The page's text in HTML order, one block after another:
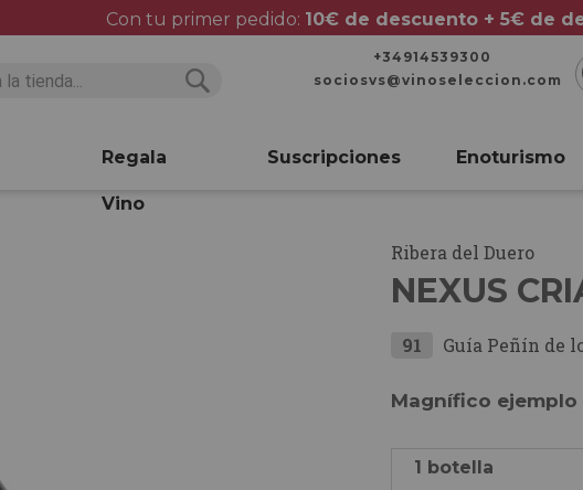
Con tu primer pedido: 10€ de descuento + 5€ de
+34914539300
sociosvs@vinoseleccion.com
Regala
Vino
Suscripciones Enoturismo
Ribera del Duero
NEXUS
91 Guía Peñín de
Magnífico ejemplo
1 botella